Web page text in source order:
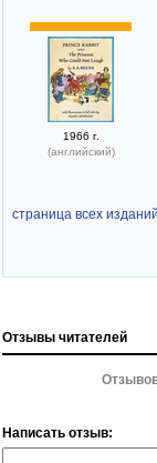
1966 г.
(английский)
страница всех
Отзывы читателей
Написать отзыв: